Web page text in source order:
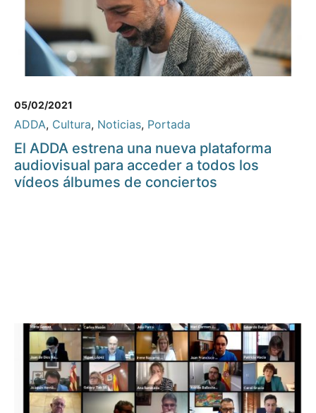
05/02/2021
ADDA, Cultura, Noticias, Portada
El ADDA estrena una nueva plataforma
audiovisual para acceder a todos los
vídeos álbumes de conciertos